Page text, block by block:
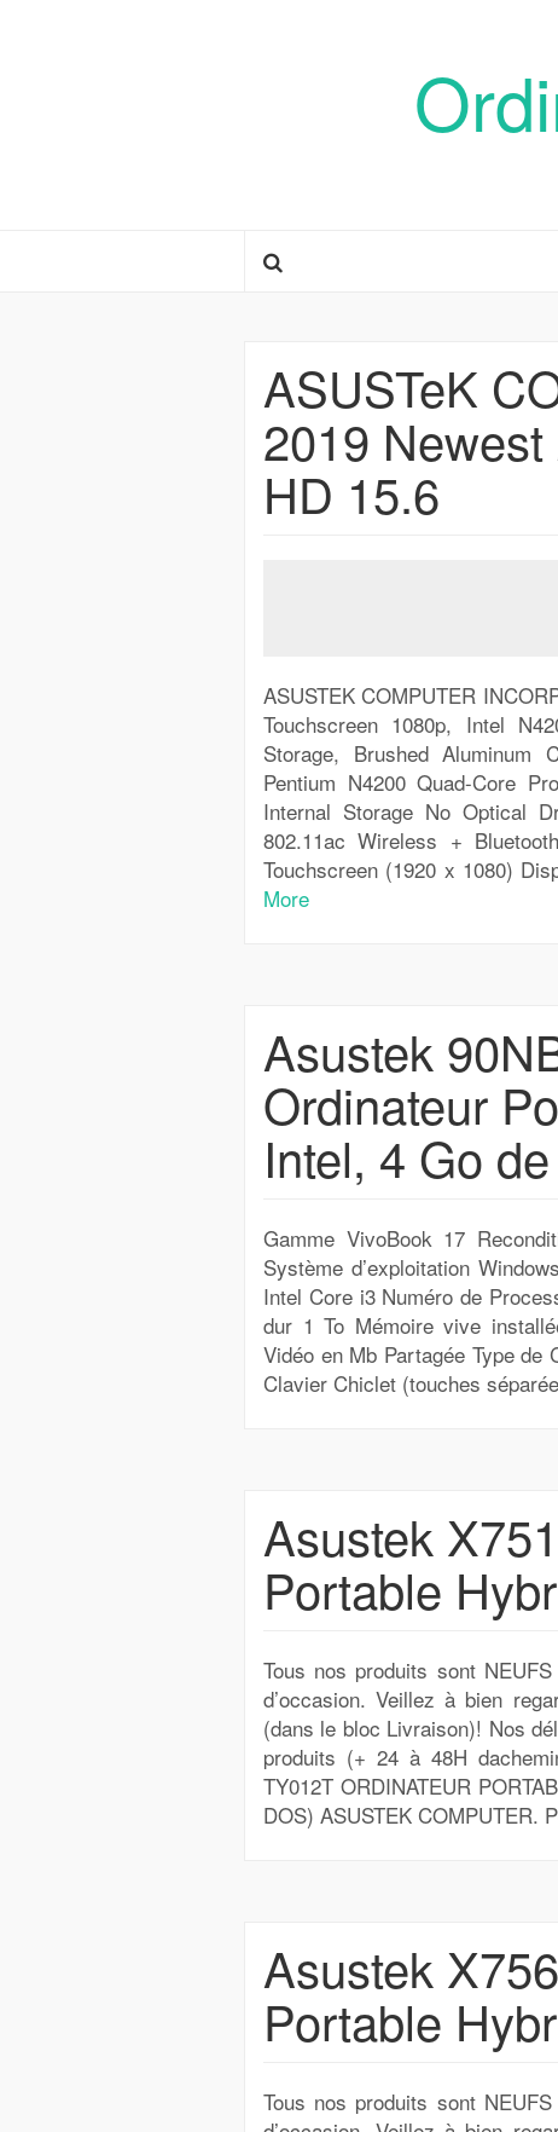
ASUSTeK
2019
HD 15.6
ASUSTEK COMPUTER
Touchscreen 1080p, Intel
Storage, Brushed Aluminum
Pentium N4200 Quad-Core
Internal Storage No Optical
802.11ac Wireless +
Touchscreen (1920 x 1080)
More
Asustek
Ordinateur
Intel, 4 Go de
Gamme VivoBook 17
Système d’exploitation
Intel Core i3 Numéro de
dur 1 To Mémoire vive
Vidéo en Mb Partagée Type
Clavier Chiclet (touches
Asustek
Portable
Tous nos produits sont
d’occasion. Veillez à bien
(dans le bloc Livraison)! Nos
produits (+ 24 à 48H
TY012T ORDINATEUR
DOS) ASUSTEK COMPUTER.
Asustek
Portable
Tous nos produits sont